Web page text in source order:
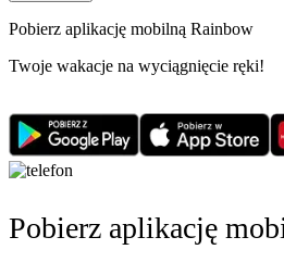
Pobierz aplikację mobilną Rainbow
Twoje wakacje na wyciągnięcie ręki!
Pobierz aplikację